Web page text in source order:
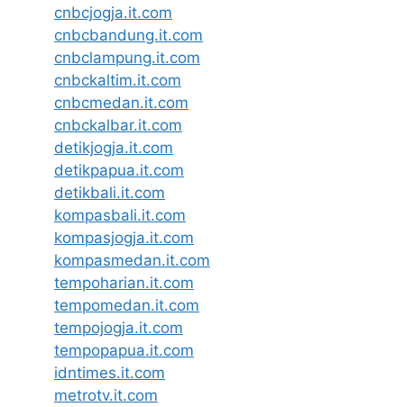
cnbcjogja.it.com
cnbcbandung.it.com
cnbclampung.it.com
cnbckaltim.it.com
cnbcmedan.it.com
cnbckalbar.it.com
detikjogja.it.com
detikpapua.it.com
detikbali.it.com
kompasbali.it.com
kompasjogja.it.com
kompasmedan.it.com
tempoharian.it.com
tempomedan.it.com
tempojogja.it.com
tempopapua.it.com
idntimes.it.com
metrotv.it.com